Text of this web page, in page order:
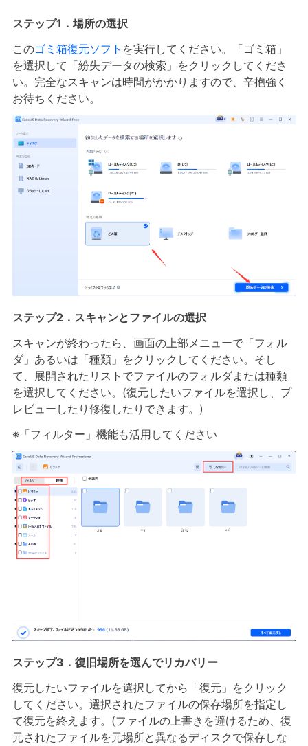
ステップ1．場所の選択
このゴミ箱復元ソフト を実行してください。「ゴミ箱」
を選択して「紛失データの検索」をクリックしてくださ
い。完全なスキャンは時間がかかりますので、辛抱強く
お待ちください。
ステップ2．スキャンとファイルの選択
スキャンが終わったら、画面の上部メニューで「フォル
ダ」あるいは「種類」をクリックしてください。そし
て、展開されたリストでファイルのフォルダまたは種類
を選択してください。(復元したいファイルを選択し、プ
レビューしたり修復したりできます。)
※「フィルター」機能も活用してください
ステップ3．復旧場所を選んでリカバリー
復元したいファイルを選択してから「復元」をクリック
してください。選択されたファイルの保存場所を指定し
て復元を終えます。(ファイルの上書きを避けるため、復
元されたファイルを元場所と異なるディスクで保存しな